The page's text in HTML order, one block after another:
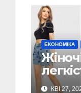
ЕКОНОМІКА
КВІ 27,